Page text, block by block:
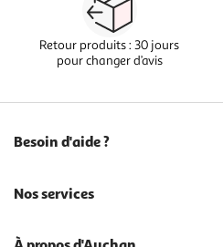
Retour produits : 30 jours
pour changer d’avis
Besoin d'aide ?
Nos services